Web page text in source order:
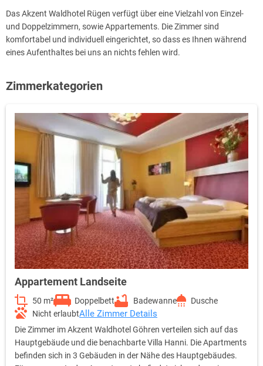
Das Akzent Waldhotel Rügen verfügt über eine Vielzahl von Einzel-
und Doppelzimmern, sowie Appartements. Die Zimmer sind
komfortabel und individuell eingerichtet, so dass es Ihnen während
eines Aufenthaltes bei uns an nichts fehlen wird.
Zimmerkategorien
Appartement Landseite
50 m² Doppelbett Badewanne
Dusche
Nicht erlaubtAlle Zimmer Details
Die Zimmer im Akzent Waldhotel Göhren verteilen sich auf das
Hauptgebäude und die benachbarte Villa Hanni. Die Apartments
befinden sich in 3 Gebäuden in der Nähe des Hauptgebäudes.